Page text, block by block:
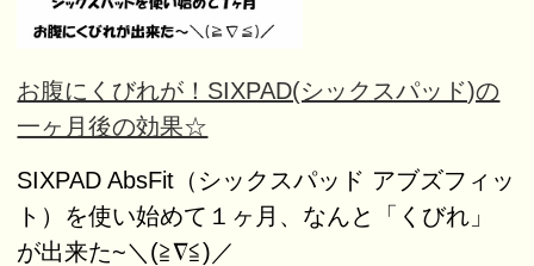
お腹にくびれが！SIXPAD(シックスパッド)の
一ヶ月後の効果☆
SIXPAD AbsFit（シックスパッド アブズフィッ
ト）を使い始めて１ヶ月、なんと「くびれ」
が出来た~＼(≧∇≦)／